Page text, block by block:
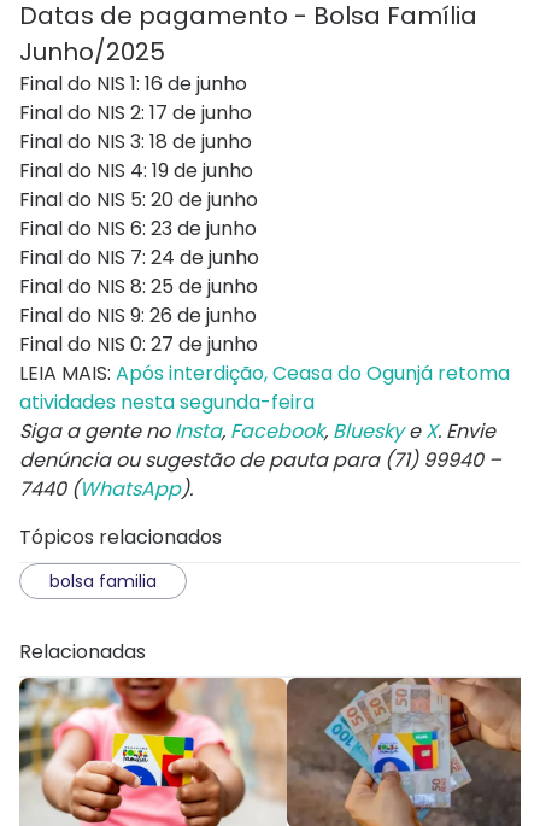
Datas de pagamento - Bolsa Família
Junho/2025
Final do NIS 1: 16 de junho
Final do NIS 2: 17 de junho
Final do NIS 3: 18 de junho
Final do NIS 4: 19 de junho
Final do NIS 5: 20 de junho
Final do NIS 6: 23 de junho
Final do NIS 7: 24 de junho
Final do NIS 8: 25 de junho
Final do NIS 9: 26 de junho
Final do NIS 0: 27 de junho
LEIA MAIS: Após interdição, Ceasa do Ogunjá retoma
atividades nesta segunda-feira
Siga a gente noInsta, Facebook, BlueskyeX. Envie
denúncia ou sugestão de pauta para (71) 99940 –
7440 (WhatsApp).
Tópicos relacionados
bolsa familia
Relacionadas